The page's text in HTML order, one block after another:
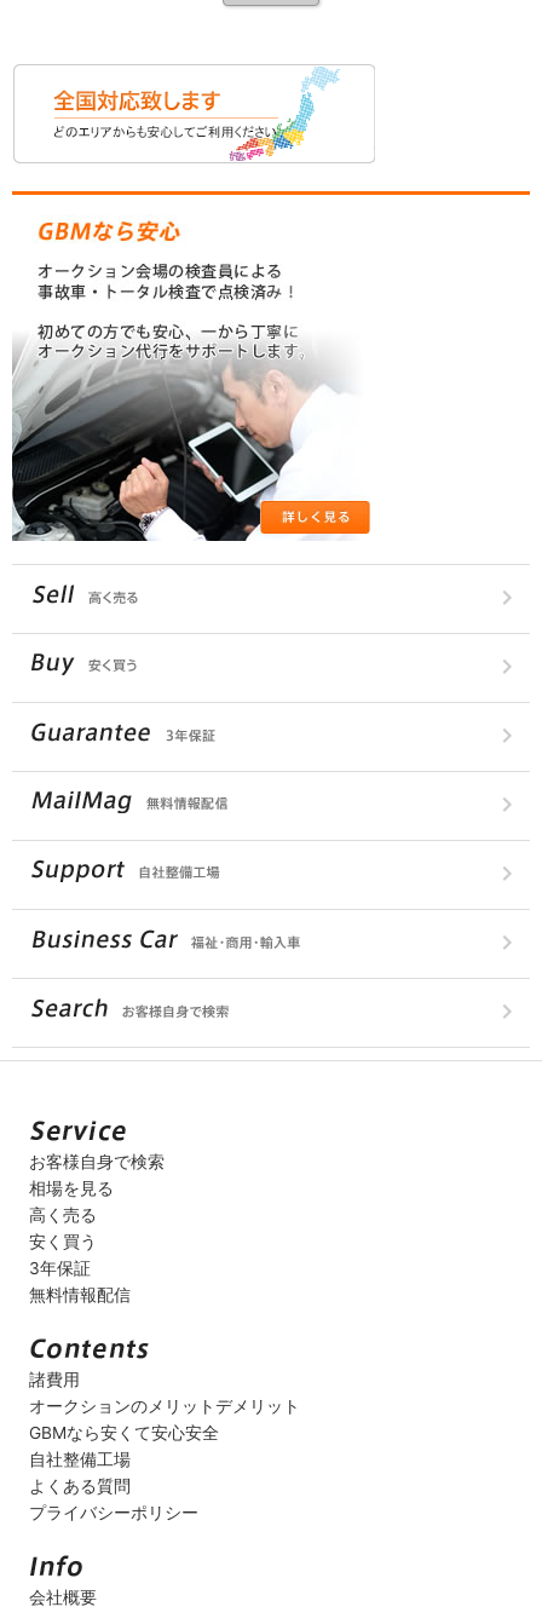
お客様自身で検索
相場を見る
高く売る
安く買う
3年保証
無料情報配信
諸費用
オークションのメリットデメリット
GBMなら安くて安心安全
自社整備工場
よくある質問
プライバシーポリシー
会社概要